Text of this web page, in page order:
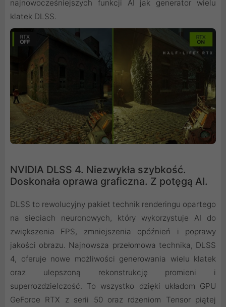
najnowocześniejszych funkcji AI jak generator wielu
klatek DLSS.
NVIDIA DLSS 4. Niezwykła szybkość.
Doskonała oprawa graficzna. Z potęgą AI.
DLSS to rewolucyjny pakiet technik renderingu opartego
na sieciach neuronowych, który wykorzystuje AI do
zwiększenia FPS, zmniejszenia opóźnień i poprawy
jakości obrazu. ‌Najnowsza przełomowa technika, DLSS
4, oferuje nowe możliwości generowania wielu klatek
oraz ulepszoną rekonstrukcję promieni i
superrozdzielczość. To wszystko dzięki układom GPU
GeForce RTX z serii 50 oraz rdzeniom Tensor piątej